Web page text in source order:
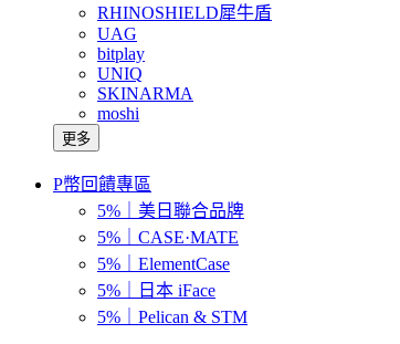
RHINOSHIELD犀牛盾
UAG
bitplay
UNIQ
SKINARMA
moshi
更多
P幣回饋專區
5%｜美日聯合品牌
5%｜CASE·MATE
5%｜ElementCase
5%｜日本 iFace
5%｜Pelican & STM